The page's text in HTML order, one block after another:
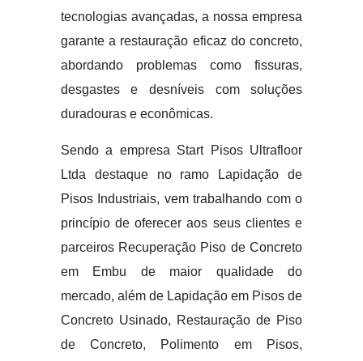
tecnologias avançadas, a nossa empresa
garante a restauração eficaz do concreto,
abordando problemas como fissuras,
desgastes e desníveis com soluções
duradouras e econômicas.
Sendo a empresa Start Pisos Ultrafloor
Ltda destaque no ramo Lapidação de
Pisos Industriais, vem trabalhando com o
princípio de oferecer aos seus clientes e
parceiros Recuperação Piso de Concreto
em Embu de maior qualidade do
mercado, além de Lapidação em Pisos de
Concreto Usinado, Restauração de Piso
de Concreto, Polimento em Pisos,